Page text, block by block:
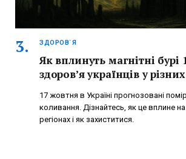
ЗДОРОВ`Я
Як вплинуть магнітні
здоров’я українців у
17 жовтня в Україні прогнозовані
коливання. Дізнайтесь, як це вплине
регіонах і як захиститися.